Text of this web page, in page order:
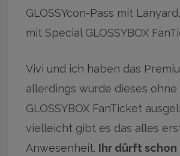
GLOSSYcon-Pass mit
mit Special GLOSSYBOX
Vivi und ich haben das
allerdings wurde dieses ohne
GLOSSYBOX FanTicket
vielleicht gibt es das alles
Anwesenheit. Ihr dürft schon